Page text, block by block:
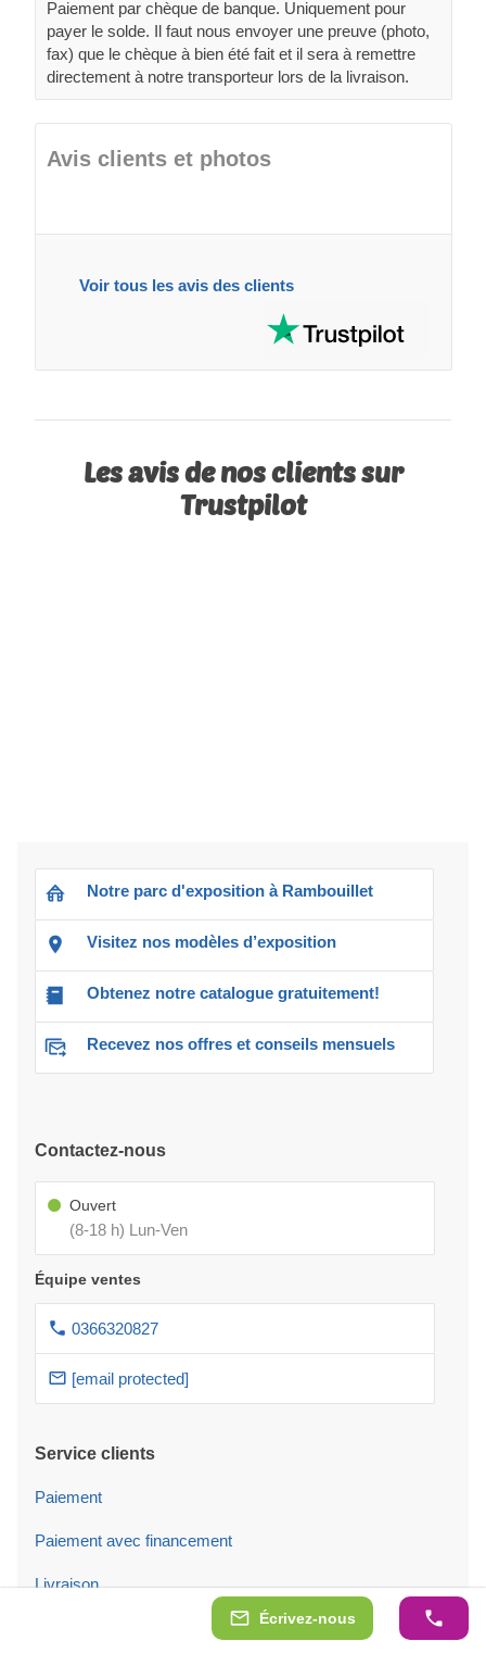
Paiement par chèque de banque. Uniquement pour
payer le solde. Il faut nous envoyer une preuve (photo,
fax) que le chèque à bien été fait et il sera à remettre
directement à notre transporteur lors de la livraison.
Avis clients et photos
Voir tous les avis des clients
Écrivez-nous
Les avis de nos clients sur
Trustpilot
Notre parc d'exposition à Rambouillet
Visitez nos modèles d’exposition
Obtenez notre catalogue gratuitement!
Recevez nos offres et conseils mensuels
Contactez-nous
Ouvert
(8-18 h) Lun-Ven
Équipe ventes
0366320827
[email protected]
Service clients
Paiement
Paiement avec financement
Livraison